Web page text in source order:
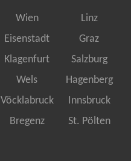
Wien
Linz
Eisenstadt
Graz
Klagenfurt
Salzburg
Wels
Hagenberg
Vöcklabruck
Innsbruck
Bregenz
St. Pölten